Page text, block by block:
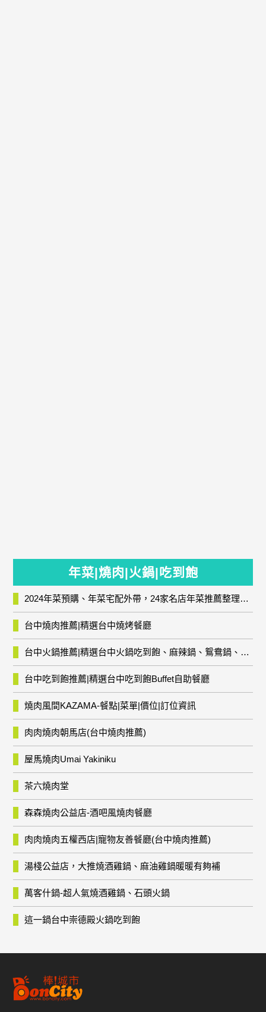
年菜|燒肉|火鍋|吃到飽
2024年菜預購、年菜宅配外帶，24家名店年菜推薦整理，圍爐輕鬆上菜團圓趣
台中燒肉推薦|精選台中燒烤餐廳
台中火鍋推薦|精選台中火鍋吃到飽、麻辣鍋、鴛鴦鍋、石頭火鍋、酸菜白肉鍋、海鮮鍋、燒酒雞、麻油雞、壽喜燒等熱門人氣火鍋店!
台中吃到飽推薦|精選台中吃到飽Buffet自助餐廳
燒肉風間KAZAMA-餐點|菜單|價位|訂位資訊
肉肉燒肉朝馬店(台中燒肉推薦)
屋馬燒肉Umai Yakiniku
茶六燒肉堂
森森燒肉公益店-酒吧風燒肉餐廳
肉肉燒肉五權西店|寵物友善餐廳(台中燒肉推薦)
湯棧公益店，大推燒酒雞鍋、麻油雞鍋暖暖有夠補
萬客什鍋-超人氣燒酒雞鍋、石頭火鍋
這一鍋台中崇德殿火鍋吃到飽